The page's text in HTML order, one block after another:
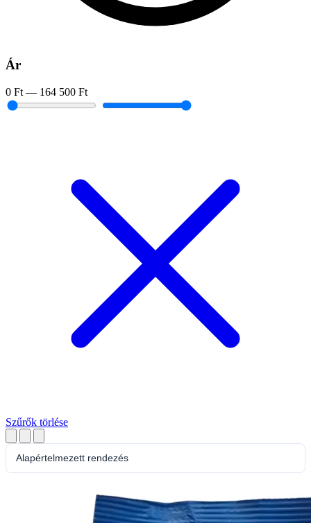
Ár
0 Ft — 164 500 Ft
Szűrők törlése